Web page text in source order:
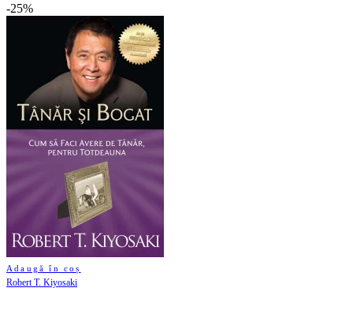
-25%
Adaugă în coș
Robert T. Kiyosaki